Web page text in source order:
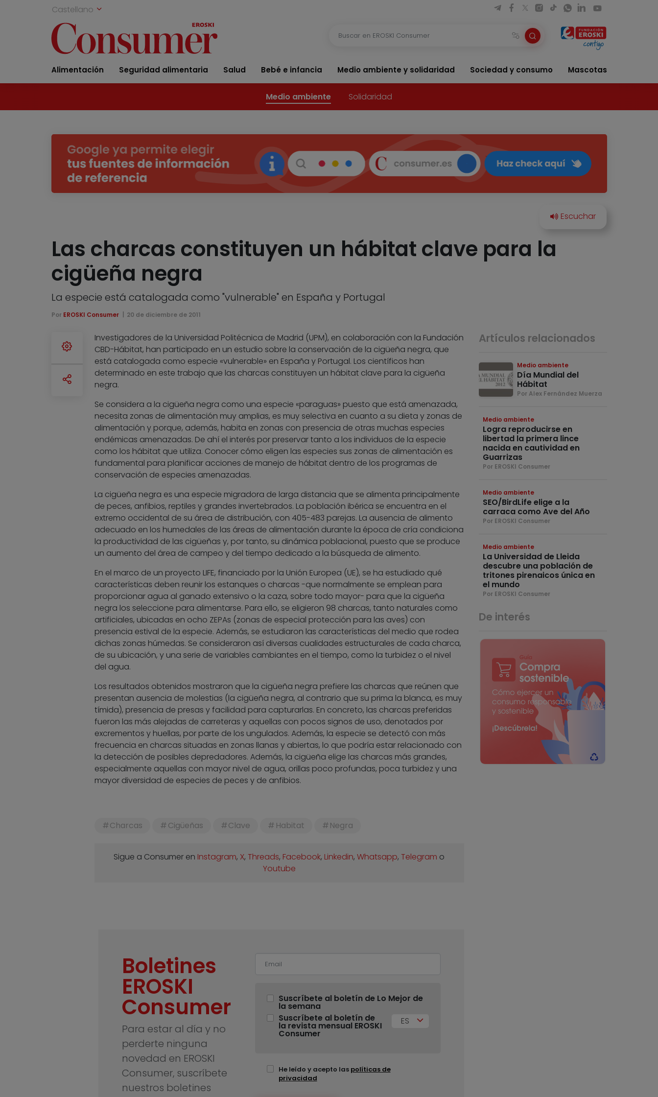
Castellano
Alimentación Seguridad alimentaria Salud Bebé e infancia Medio ambiente y solidaridad Sociedad y consumo Mascotas
Medio ambiente Solidaridad
Las charcas constituyen un hábitat clave para la
cigüeña negra
La especie está catalogada como "vulnerable" en España y Portugal
Por EROSKI Consumer 20 de diciembre de 2011
Investigadores de la Universidad Politécnica de Madrid (UPM), en colaboración con la Fundación
CBD-Hábitat, han participado en un estudio sobre la conservación de la cigüeña negra, que
está catalogada como especie «vulnerable» en España y Portugal. Los científicos han
determinado en este trabajo que las charcas constituyen un hábitat clave para la cigüeña
negra.
Se considera a la cigüeña negra como una especie «paraguas» puesto que está amenazada,
necesita zonas de alimentación muy amplias, es muy selectiva en cuanto a su dieta y zonas de
alimentación y porque, además, habita en zonas con presencia de otras muchas especies
endémicas amenazadas. De ahí el interés por preservar tanto a los individuos de la especie
como los hábitat que utiliza. Conocer cómo eligen las especies sus zonas de alimentación es
fundamental para planificar acciones de manejo de hábitat dentro de los programas de
conservación de especies amenazadas.
La cigüeña negra es una especie migradora de larga distancia que se alimenta principalmente
de peces, anfibios, reptiles y grandes invertebrados. La población ibérica se encuentra en el
extremo occidental de su área de distribución, con 405-483 parejas. La ausencia de alimento
adecuado en los humedales de las áreas de alimentación durante la época de cría condiciona
la productividad de las cigüeñas y, por tanto, su dinámica poblacional, puesto que se produce
un aumento del área de campeo y del tiempo dedicado a la búsqueda de alimento.
En el marco de un proyecto LIFE, financiado por la Unión Europea (UE), se ha estudiado qué
características deben reunir los estanques o charcas -que normalmente se emplean para
proporcionar agua al ganado extensivo o la caza, sobre todo mayor- para que la cigüeña
negra los seleccione para alimentarse. Para ello, se eligieron 98 charcas, tanto naturales como
artificiales, ubicadas en ocho ZEPAs (zonas de especial protección para las aves) con
presencia estival de la especie. Además, se estudiaron las características del medio que rodea
dichas zonas húmedas. Se consideraron así diversas cualidades estructurales de cada charca,
de su ubicación, y una serie de variables cambiantes en el tiempo, como la turbidez o el nivel
del agua.
Los resultados obtenidos mostraron que la cigüeña negra prefiere las charcas que reúnen que
presentan ausencia de molestias (la cigüeña negra, al contrario que su prima la blanca, es muy
tímida), presencia de presas y facilidad para capturarlas. En concreto, las charcas preferidas
fueron las más alejadas de carreteras y aquellas con pocos signos de uso, denotados por
excrementos y huellas, por parte de los ungulados. Además, la especie se detectó con más
frecuencia en charcas situadas en zonas llanas y abiertas, lo que podría estar relacionado con
la detección de posibles depredadores. Además, la cigüeña elige las charcas más grandes,
especialmente aquellas con mayor nivel de agua, orillas poco profundas, poca turbidez y una
mayor diversidad de especies de peces y de anfibios.
Charcas Cigüeñas Clave Habitat Negra
Sigue a Consumer en Instagram, X,Threads, Facebook, Linkedin,Whatsapp,Telegram o
Youtube
Boletines
EROSKI
Consumer
Para estar al día y no
perderte ninguna
novedad en EROSKI
Consumer, suscríbete
nuestros boletines
Suscríbete al boletín de Lo Mejor de
la semana
Suscríbete al boletín de
la revista mensual EROSKI
Consumer
ES
He leído y acepto las políticas de
privacidad
Artículos relacionados
Medio ambiente
Día Mundial del
Hábitat
Por Alex Fernández Muerza
Medio ambiente
Logra reproducirse en
libertad la primera lince
nacida en cautividad en
Guarrizas
Por EROSKI Consumer
Medio ambiente
SEO/BirdLife elige a la
carraca como Ave del Año
Por EROSKI Consumer
Medio ambiente
La Universidad de Lleida
descubre una población de
tritones pirenaicos única en
el mundo
Por EROSKI Consumer
De interés